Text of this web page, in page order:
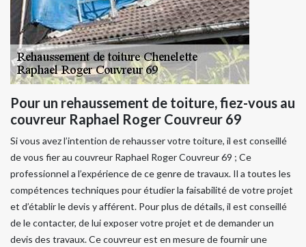
Pour un rehaussement de toiture, fiez-vous au
couvreur Raphael Roger Couvreur 69
Si vous avez l’intention de rehausser votre toiture, il est conseillé
de vous fier au couvreur Raphael Roger Couvreur 69 ; Ce
professionnel a l’expérience de ce genre de travaux. Il a toutes les
compétences techniques pour étudier la faisabilité de votre projet
et d’établir le devis y afférent. Pour plus de détails, il est conseillé
de le contacter, de lui exposer votre projet et de demander un
devis des travaux. Ce couvreur est en mesure de fournir une